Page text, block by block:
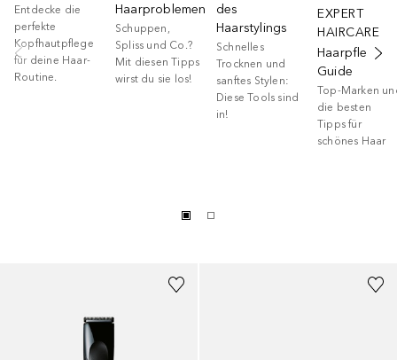
Entdecke die
perfekte
Kopfhautpflege
für deine Haar-
Routine.
Haarproblemen
Schuppen,
Spliss und Co.?
Mit diesen Tipps
wirst du sie los!
des
Haarstylings
Schnelles
Trocknen und
sanftes Stylen:
Diese Tools sind
in!
EXPERT
HAIRCARE
Haarpflege-
Guide
Top-Marken
die besten
Tipps für
schönes Haar